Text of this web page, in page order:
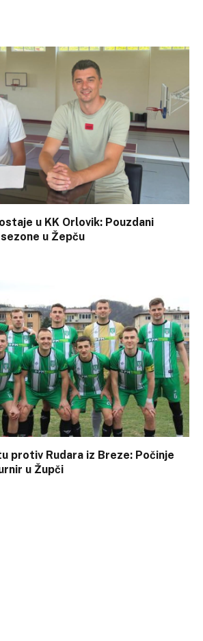
u KK Orlovik: Pouzdani
u Žepču
protiv Rudara iz Breze: Počinje
u Župči